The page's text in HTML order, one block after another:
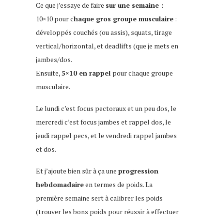
Ce que j’essaye de faire sur une semaine :
10×10 pour chaque gros groupe musculaire :
développés couchés (ou assis), squats, tirage
vertical/horizontal, et deadlifts (que je mets en
jambes/dos.
Ensuite,5×10 en rappel pour chaque groupe
musculaire.
Le lundi c’est focus pectoraux et un peu dos, le
mercredi c’est focus jambes et rappel dos, le
jeudi rappel pecs, et le vendredi rappel jambes
et dos.
Et j’ajoute bien sûr à ça une progression
hebdomadaireen termes de poids. La
première semaine sert à calibrer les poids
(trouver les bons poids pour réussir à effectuer